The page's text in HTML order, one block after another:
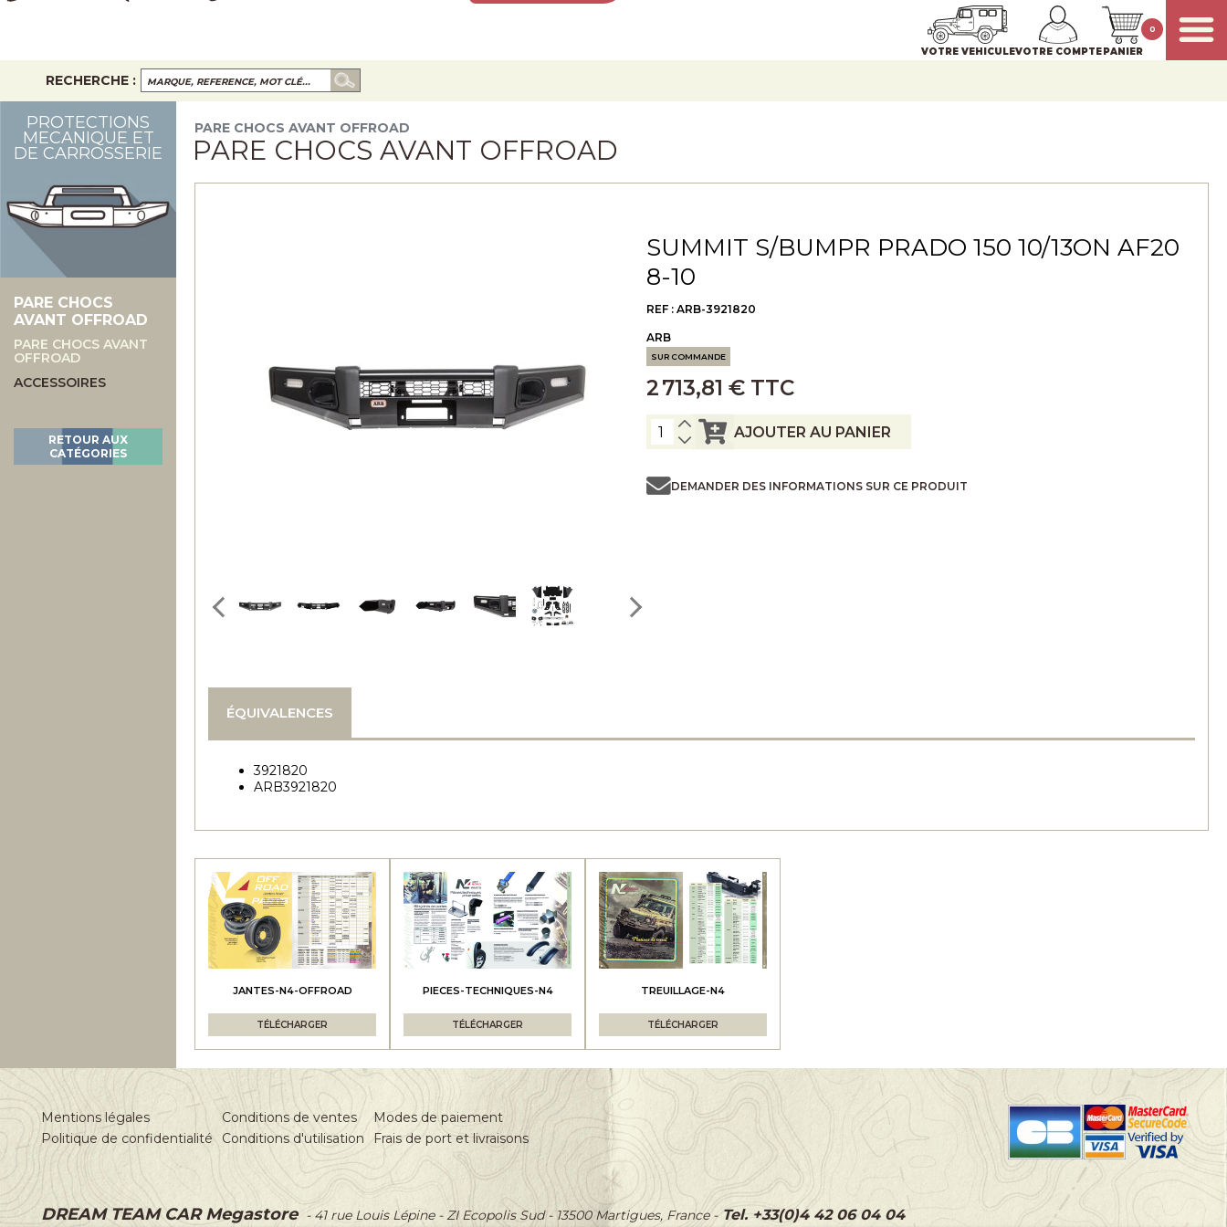
VOTRE VEHICULEVOTRE COMPTEPANIER
0
RECHERCHE :
PROTECTIONS
MECANIQUE ET
DE CARROSSERIE
PARE CHOCS
AVANT OFFROAD
PARE CHOCS AVANT
OFFROAD
ACCESSOIRES
RETOUR AUX
CATÉGORIES
PARE CHOCS AVANT OFFROAD
PARE CHOCS AVANT OFFROAD
SUMMIT S/BUMPR PRADO 150 10/13ON AF20
8-10
REF : ARB-3921820
ARB
SUR COMMANDE
2 713,81 € TTC
AJOUTER AU PANIER
DEMANDER DES INFORMATIONS SUR CE PRODUIT
ÉQUIVALENCES
3921820
ARB3921820
JANTES-N4-OFFROAD
TÉLÉCHARGER
PIECES-TECHNIQUES-N4
TÉLÉCHARGER
TREUILLAGE-N4
TÉLÉCHARGER
Mentions légales
Politique de confidentialité
Conditions de ventes
Conditions d'utilisation
Modes de paiement
Frais de port et livraisons
DREAM TEAM CAR Megastore - 41 rue Louis Lépine -ZI Ecopolis Sud -13500 Martigues, France -Tel. +33(0)4 42 06 04 04